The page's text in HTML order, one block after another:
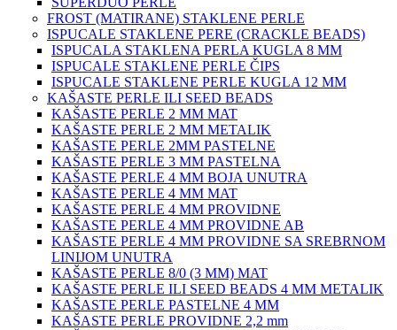
FROST (MATIRANE) STAKLENE PERLE
ISPUCALE STAKLENE PERE (CRACKLE BEADS)
ISPUCALA STAKLENA PERLA KUGLA 8 MM
ISPUCALE STAKLENE PERLE ČIPS
ISPUCALE STAKLENE PERLE KUGLA 12 MM
KAŠASTE PERLE ILI SEED BEADS
KAŠASTE PERLE 2 MM MAT
KAŠASTE PERLE 2 MM METALIK
KAŠASTE PERLE 2MM PASTELNE
KAŠASTE PERLE 3 MM PASTELNA
KAŠASTE PERLE 4 MM BOJA UNUTRA
KAŠASTE PERLE 4 MM MAT
KAŠASTE PERLE 4 MM PROVIDNE
KAŠASTE PERLE 4 MM PROVIDNE AB
KAŠASTE PERLE 4 MM PROVIDNE SA SREBRNOM
LINIJOM UNUTRA
KAŠASTE PERLE 8/0 (3 MM) MAT
KAŠASTE PERLE ILI SEED BEADS 4 MM METALIK
KAŠASTE PERLE PASTELNE 4 MM
KAŠASTE PERLE PROVIDNE 2,2 mm